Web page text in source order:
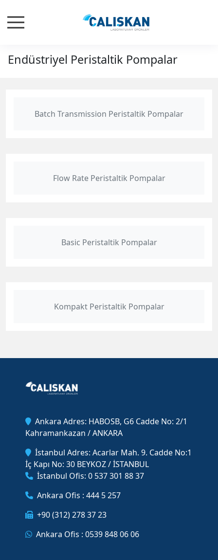
Endüstriyel Peristaltik Pompalar
Batch Transmission Peristaltik Pompalar
Flow Rate Peristaltik Pompalar
Basic Peristaltik Pompalar
Kompakt Peristaltik Pompalar
Ankara Adres: HABOSB, G6 Cadde No: 2/1
Kahramankazan / ANKARA
İstanbul Adres: Acarlar Mah. 9. Cadde No:1
İç Kapı No: 30 BEYKOZ / İSTANBUL
İstanbul Ofis: 0 537 301 88 37
Ankara Ofis : 444 5 257
+90 (312) 278 37 23
Ankara Ofis : 0539 848 06 06